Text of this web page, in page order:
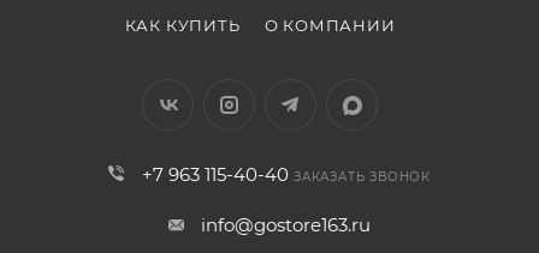
КАК КУПИТЬ О КОМПАНИИ
+7 963 115-40-40 ЗАКАЗАТЬ ЗВОНОК
info@gostore163.ru